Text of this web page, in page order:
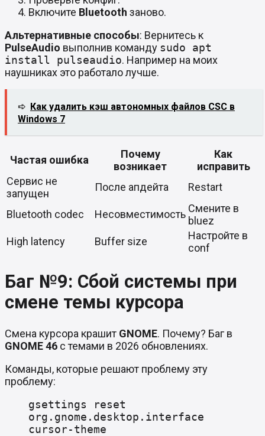
Включите Bluetooth заново.
Альтернативные способы: Вернитесь к
PulseAudio выполнив команду sudo apt
install pulseaudio. Например на моих
наушниках это работало лучше.
➪ Как удалить кэш автономных файлов CSC в
Windows 7
Частая ошибка
Почему
возникает
Как
исправить
Сервис не
запущен
После апдейта Restart
Bluetooth codec Несовместимость Смените в
bluez
High latency
Buffer size
Настройте в
conf
Баг №9: Сбой системы при
смене темы курсора
Смена курсора крашит GNOME. Почему? Баг в
GNOME 46 с темами в 2026 обновлениях.
Команды, которые решают проблему эту
проблему:
gsettings reset
org.gnome.desktop.interface
cursor-theme